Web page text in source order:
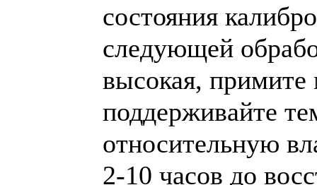
состояния
следующей
высокая,
поддерживайте
относительную
2-10 часов до